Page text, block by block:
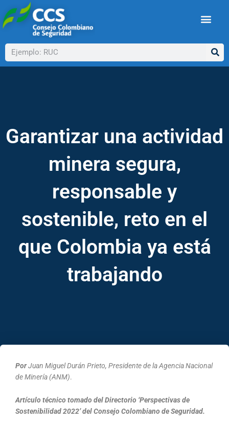
al
contenido
Buscar
Garantizar una actividad
minera segura,
responsable y
sostenible, reto en el
que Colombia ya está
trabajando
PorJuan Miguel Durán Prieto, Presidente de la Agencia Nacional
de Minería (ANM).
Artículo técnico tomado del Directorio ‘Perspectivas de
Sostenibilidad 2022’ del Consejo Colombiano de Seguridad.